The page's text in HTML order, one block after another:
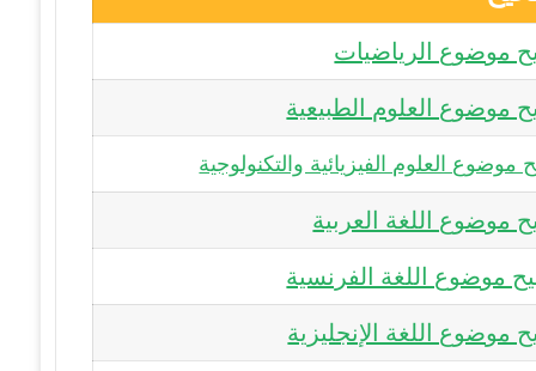
موضوع الرياضيات
موضوع العلوم الطبيعية
موضوع العلوم الفيزيائية والتكنولوجية
موضوع اللغة العربية
موضوع اللغة الفرنسية
موضوع اللغة الإنجليزية